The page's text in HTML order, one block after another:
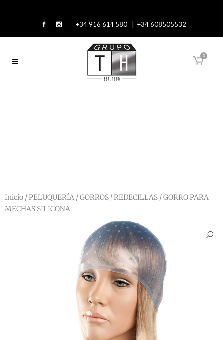
+34 916 614 580 | +34 608505532
0
Inicio /PELUQUERÍA /GORROS / REDECILLAS / GORRO PARA
MECHAS SILICONA